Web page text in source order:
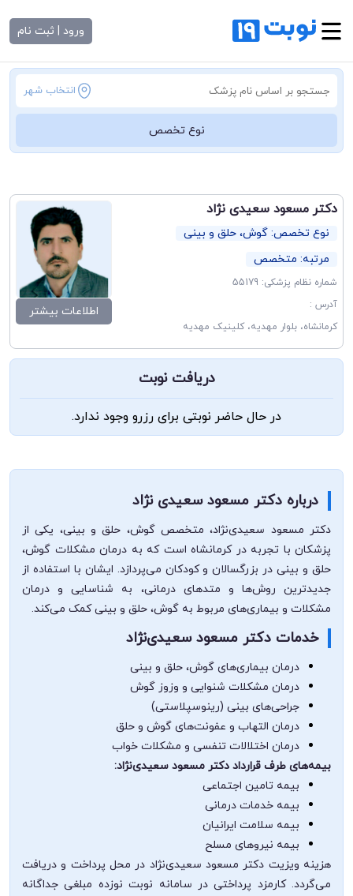
ورود | ثبت نام
انتخاب شهر
نوع تخصص
دکتر مسعود سعیدی نژاد
نوع تخصص: گوش، حلق و بینی
مرتبه: متخصص
شماره نظام پزشکی: 55179
آدرس :
کرمانشاه، بلوار مهدیه، کلینیک مهدیه
اطلاعات بیشتر
دریافت نوبت
در حال حاضر نوبتی برای رزرو وجود ندارد.
درباره دکتر مسعود سعیدی نژاد
دکتر مسعود سعیدی‌نژاد، متخصص گوش، حلق و بینی، یکی از
پزشکان با تجربه در کرمانشاه است که به درمان مشکلات گوش،
حلق و بینی در بزرگسالان و کودکان می‌پردازد. ایشان با استفاده از
جدیدترین روش‌ها و متدهای درمانی، به شناسایی و درمان
مشکلات و بیماری‌های مربوط به گوش، حلق و بینی کمک می‌کند.
خدمات دکتر مسعود سعیدی‌نژاد
درمان بیماری‌های گوش، حلق و بینی
درمان مشکلات شنوایی و وزوز گوش
جراحی‌های بینی (رینوسپلاستی)
درمان التهاب و عفونت‌های گوش و حلق
درمان اختلالات تنفسی و مشکلات خواب
بیمه‌های طرف قرارداد دکتر مسعود سعیدی‌نژاد:
بیمه تامین اجتماعی
بیمه خدمات درمانی
بیمه سلامت ایرانیان
بیمه نیروهای مسلح
هزینه ویزیت دکتر مسعود سعیدی‌نژاد در محل پرداخت و دریافت
می‌گردد. کارمزد پرداختی در سامانه نوبت نوزده مبلغی جداگانه